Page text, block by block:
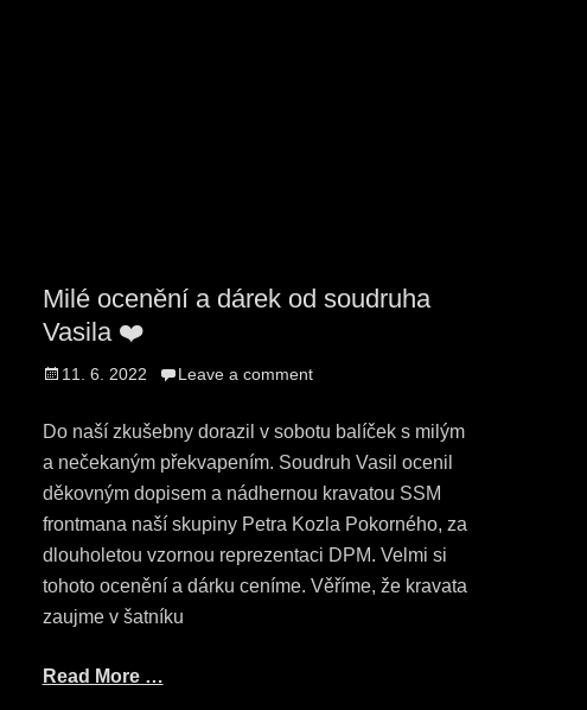
Milé ocenění a dárek od soudruha
Vasila ❤️
Posted
11. 6. 2022 Leave a comment
Do naší zkušebny dorazil v sobotu balíček s milým
a nečekaným překvapením. Soudruh Vasil ocenil
děkovným dopisem a nádhernou kravatou SSM
frontmana naší skupiny Petra Kozla Pokorného, za
dlouholetou vzornou reprezentaci DPM. Velmi si
tohoto ocenění a dárku ceníme. Věříme, že kravata
zaujme v šatníku
Read More …